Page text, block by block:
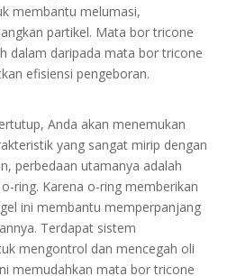
membantu melumasi,
partikel. Mata bor tricone
dalam daripada mata bor tricone
efisiensi pengeboran.
Anda akan menemukan
yang sangat mirip dengan
perbedaan utamanya adalah
ring. Karena o-ring memberikan
ini membantu memperpanjang
Terdapat sistem
mengontrol dan mencegah oli
memudahkan mata bor tricone